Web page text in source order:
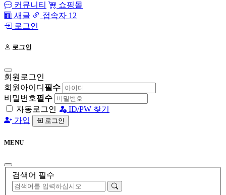
커뮤니티
쇼핑몰
새글
접속자 12
로그인
로그인
회원로그인
회원아이디 필수
비밀번호필수
자동로그인
ID/PW 찾기
가입
로그인
MENU
검색어 필수